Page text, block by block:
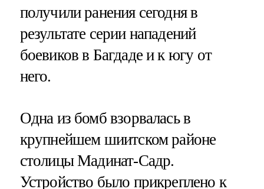
получили ранения сегодня в
результате серии нападений
боевиков в Багдаде и к югу от
него.
Одна из бомб взорвалась в
крупнейшем шиитском районе
столицы Мадинат-Садр.
Устройство было прикреплено к